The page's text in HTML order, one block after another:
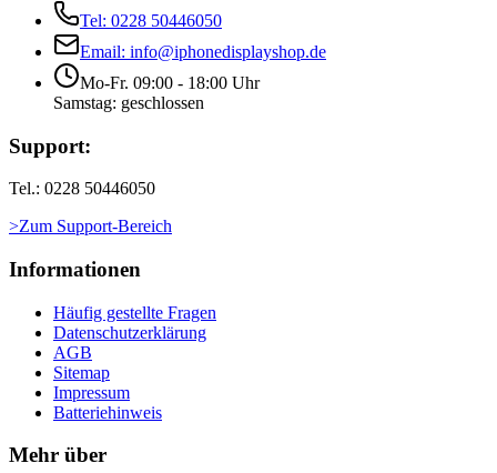
Tel: 0228 50446050
Email: info@iphonedisplayshop.de
Mo-Fr. 09:00 - 18:00 Uhr
Samstag: geschlossen
Support:
Tel.: 0228 50446050
>Zum Support-Bereich
Informationen
Häufig gestellte Fragen
Datenschutzerklärung
AGB
Sitemap
Impressum
Batteriehinweis
Mehr über